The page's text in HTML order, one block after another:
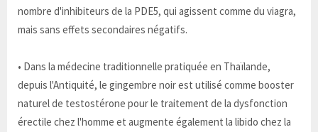
nombre d'inhibiteurs de la PDE5, qui agissent comme du viagra,
mais sans effets secondaires négatifs.
• Dans la médecine traditionnelle pratiquée en Thaïlande,
depuis l'Antiquité, le gingembre noir est utilisé comme booster
naturel de testostérone pour le traitement de la dysfonction
érectile chez l'homme et augmente également la libido chez la